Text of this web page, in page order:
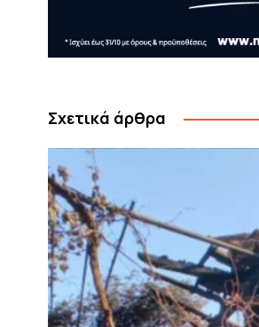
Σχετικά άρθρα